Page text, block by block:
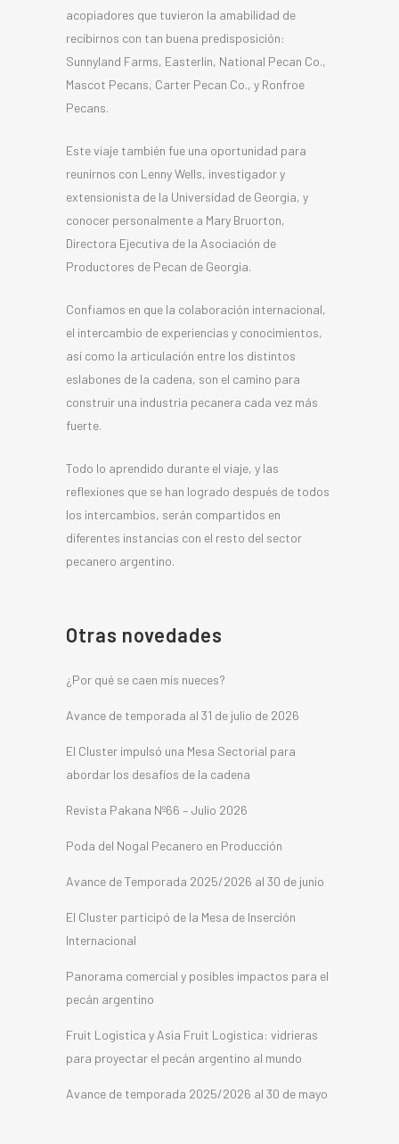
acopiadores que tuvieron la amabilidad de
recibirnos con tan buena predisposición:
Sunnyland Farms, Easterlin, National Pecan Co.,
Mascot Pecans, Carter Pecan Co., y Ronfroe
Pecans.
Este viaje también fue una oportunidad para
reunirnos con Lenny Wells, investigador y
extensionista de la Universidad de Georgia, y
conocer personalmente a Mary Bruorton,
Directora Ejecutiva de la Asociación de
Productores de Pecan de Georgia.
Confiamos en que la colaboración internacional,
el intercambio de experiencias y conocimientos,
así como la articulación entre los distintos
eslabones de la cadena, son el camino para
construir una industria pecanera cada vez más
fuerte.
Todo lo aprendido durante el viaje, y las
reflexiones que se han logrado después de todos
los intercambios, serán compartidos en
diferentes instancias con el resto del sector
pecanero argentino.
Otras novedades
¿Por qué se caen mis nueces?
Avance de temporada al 31 de julio de 2026
El Cluster impulsó una Mesa Sectorial para
abordar los desafíos de la cadena
Revista Pakana Nº66 – Julio 2026
Poda del Nogal Pecanero en Producción
Avance de Temporada 2025/2026 al 30 de junio
El Cluster participó de la Mesa de Inserción
Internacional
Panorama comercial y posibles impactos para el
pecán argentino
Fruit Logistica y Asia Fruit Logistica: vidrieras
para proyectar el pecán argentino al mundo
Avance de temporada 2025/2026 al 30 de mayo